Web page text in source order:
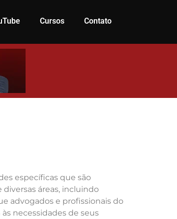
Cursos Contato
específicas que são
áreas, incluindo
advogados e profissionais do
necessidades de seus